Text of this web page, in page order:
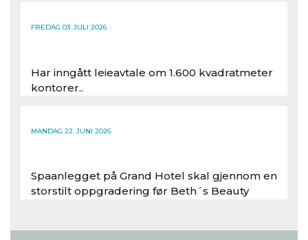
FREDAG 03. JULI 2026
Har inngått leieavtale om 1.600 kvadratmeter
kontorer..
MANDAG 22. JUNI 2026
Spaanlegget på Grand Hotel skal gjennom en
storstilt oppgradering før Beth´s Beauty
Les hele artikkelen